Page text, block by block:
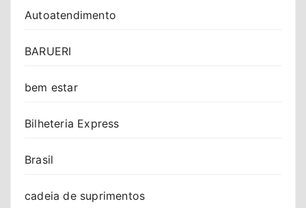
Autoatendimento
BARUERI
bem estar
Bilheteria Express
Brasil
cadeia de suprimentos